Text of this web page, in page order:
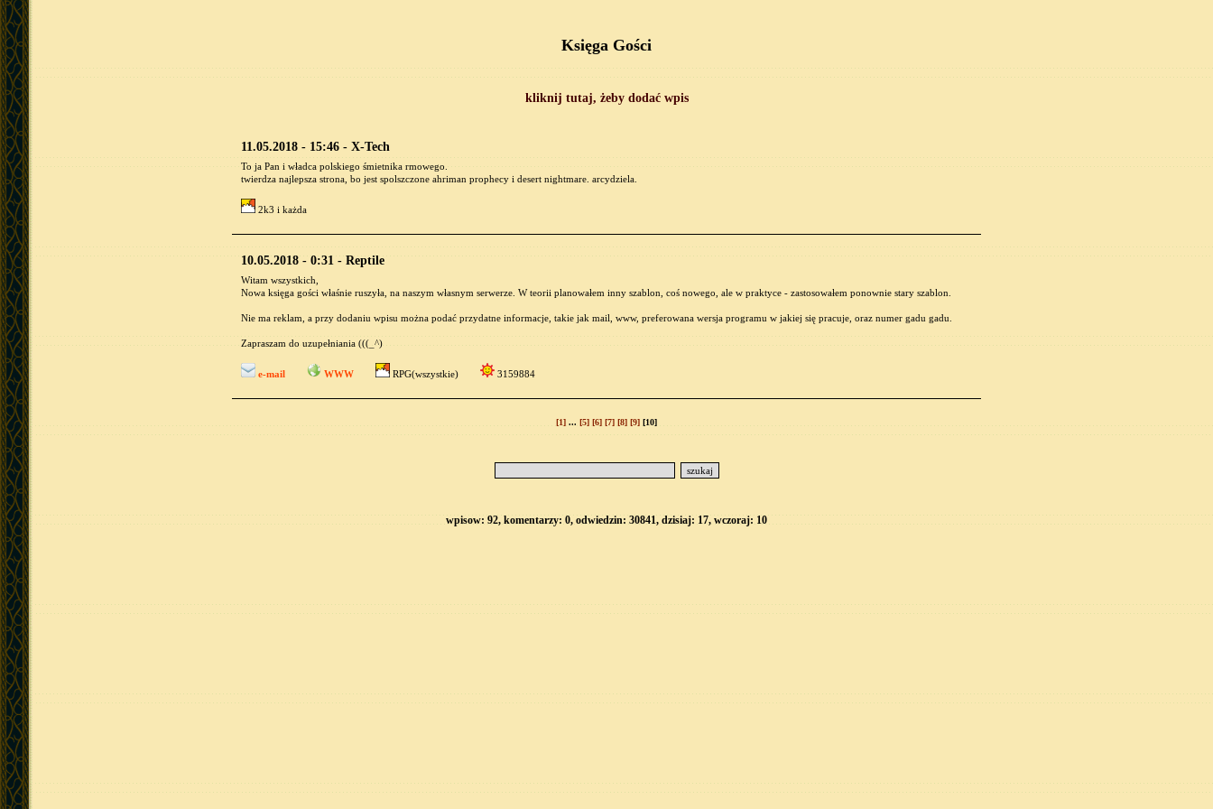
Księga Gości
kliknij tutaj, żeby dodać wpis
11.05.2018 - 15:46 - X-Tech
To ja Pan i władca polskiego śmietnika rmowego.
twierdza najlepsza strona, bo jest spolszczone ahriman prophecy i desert nightmare. arcydziela.
2k3 i każda
10.05.2018 - 0:31 - Reptile
Witam wszystkich,
Nowa księga gości właśnie ruszyła, na naszym własnym serwerze. W teorii planowałem inny szablon, coś nowego, ale w praktyce - zastosowałem ponownie stary szablon.
Nie ma reklam, a przy dodaniu wpisu można podać przydatne informacje, takie jak mail, www, preferowana wersja programu w jakiej się pracuje, oraz numer gadu gadu.
Zapraszam do uzupełniania (((_^)
e-mail WWW RPG(wszystkie) 3159884
[1] ... [5] [6] [7] [8] [9] [10]
wpisow: 92, komentarzy: 0, odwiedzin: 30841, dzisiaj: 17, wczoraj: 10